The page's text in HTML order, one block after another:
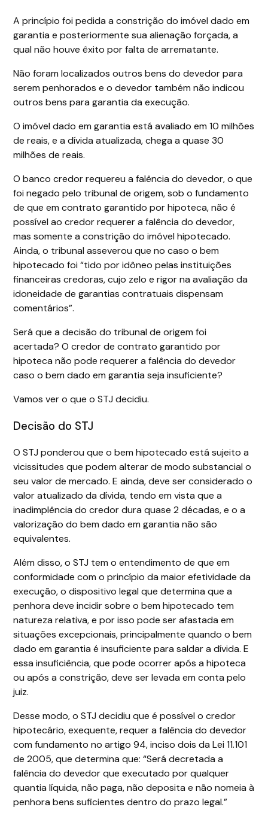
A princípio foi pedida a constrição do imóvel dado em
garantia e posteriormente sua alienação forçada, a
qual não houve êxito por falta de arrematante.
Não foram localizados outros bens do devedor para
serem penhorados e o devedor também não indicou
outros bens para garantia da execução.
O imóvel dado em garantia está avaliado em 10 milhões
de reais, e a dívida atualizada, chega a quase 30
milhões de reais.
O banco credor requereu a falência do devedor, o que
foi negado pelo tribunal de origem, sob o fundamento
de que em contrato garantido por hipoteca, não é
possível ao credor requerer a falência do devedor,
mas somente a constrição do imóvel hipotecado.
Ainda, o tribunal asseverou que no caso o bem
hipotecado foi “tido por idôneo pelas instituições
financeiras credoras, cujo zelo e rigor na avaliação da
idoneidade de garantias contratuais dispensam
comentários”.
Será que a decisão do tribunal de origem foi
acertada? O credor de contrato garantido por
hipoteca não pode requerer a falência do devedor
caso o bem dado em garantia seja insuficiente?
Vamos ver o que o STJ decidiu.
Decisão do STJ
O STJ ponderou que o bem hipotecado está sujeito a
vicissitudes que podem alterar de modo substancial o
seu valor de mercado. E ainda, deve ser considerado o
valor atualizado da dívida, tendo em vista que a
inadimplência do credor dura quase 2 décadas, e o a
valorização do bem dado em garantia não são
equivalentes.
Além disso, o STJ tem o entendimento de que em
conformidade com o princípio da maior efetividade da
execução, o dispositivo legal que determina que a
penhora deve incidir sobre o bem hipotecado tem
natureza relativa, e por isso pode ser afastada em
situações excepcionais, principalmente quando o bem
dado em garantia é insuficiente para saldar a dívida. E
essa insuficiência, que pode ocorrer após a hipoteca
ou após a constrição, deve ser levada em conta pelo
juiz.
Desse modo, o STJ decidiu que é possível o credor
hipotecário, exequente, requer a falência do devedor
com fundamento no artigo 94, inciso dois da Lei 11.101
de 2005, que determina que: “Será decretada a
falência do devedor que executado por qualquer
quantia líquida, não paga, não deposita e não nomeia à
penhora bens suficientes dentro do prazo legal.”